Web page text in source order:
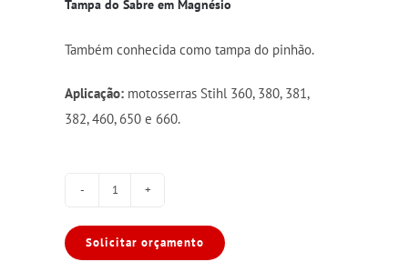
Tampa do Sabre em Magnésio
Também conhecida como tampa do pinhão.
Aplicação: motosserras Stihl 360, 380, 381,
382, 460, 650 e 660.
do
Sabre
Solicitar orçamento